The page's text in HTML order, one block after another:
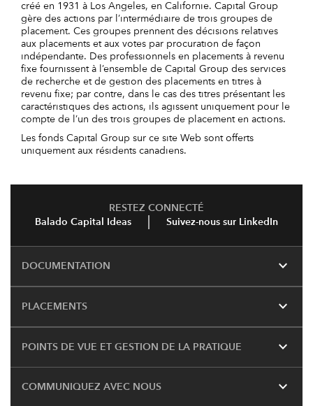
créé en 1931 à Los Angeles, en Californie. Capital Group
gère des actions par l’intermédiaire de trois groupes de
placement. Ces groupes prennent des décisions relatives
aux placements et aux votes par procuration de façon
indépendante. Des professionnels en placements à revenu
fixe fournissent à l’ensemble de Capital Group des services
de recherche et de gestion des placements en titres à
revenu fixe; par contre, dans le cas des titres présentant les
caractéristiques des actions, ils agissent uniquement pour le
compte de l’un des trois groupes de placement en actions.
Les fonds Capital Group sur ce site Web sont offerts
uniquement aux résidents canadiens.
RESTEZ CONNECTÉ
Balado Capital Ideas
Suivez-nous sur LinkedIn
DOCUMENTATION expand_more
PLACEMENTS expand_more
POINTS DE VUE ET GESTION DE LA PRATIQUE expand_more
COMMUNIQUEZ AVEC NOUS expand_more